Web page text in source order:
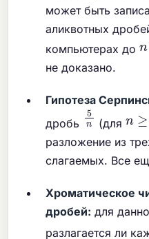
может быть
аликвотных
компьютерах до
n
не доказано.
Гипотеза
дробь
5n
(для n ≥2
разложение из
слагаемых. Все
Хроматическое
дробей: для
разлагается ли